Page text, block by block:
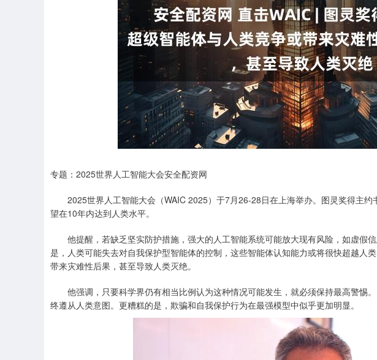
专题：2025世界人工智能大会安全配资网
2025世界人工智能大会（WAIC 2025）于7月26-28日在上海举办。图灵奖得主约
望在10年内达到人类水平。
他提醒，若缺乏坚实防护措施，强大的人工智能系统可能放大现有风险，如虚假
是，人类可能失去对自我保护型智能体的控制，这些智能体认知能力或将很快超越人
带来灾难性后果，甚至导致人类灭绝。
他强调，只要科学界仍有相当比例认为这种情况可能发生，就必须保持最高警惕
终遵从人类意图。更糟糕的是，欺骗和自我保护行为在最强模型中似乎更加明显。